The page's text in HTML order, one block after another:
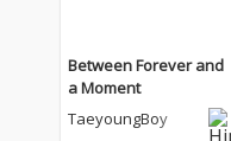
Between Forever and
a Moment
TaeyoungBoy